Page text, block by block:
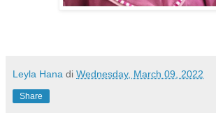
Leyla Hana di Wednesday, March 09, 2022
Share